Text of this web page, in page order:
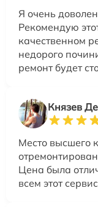
Я очень
Рекомендую
качественном
недорого
ремонт будет
Князев
Место высшего
Цена была
всем этот